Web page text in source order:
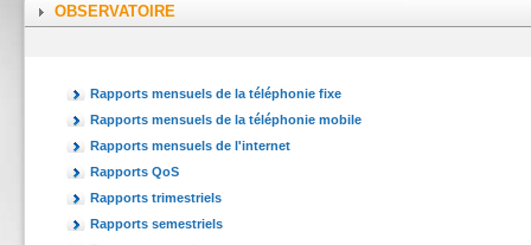
OBSERVATOIRE
Rapports mensuels de la téléphonie fixe
Rapports mensuels de la téléphonie mobile
Rapports mensuels de l'internet
Rapports QoS
Rapports trimestriels
Rapports semestriels